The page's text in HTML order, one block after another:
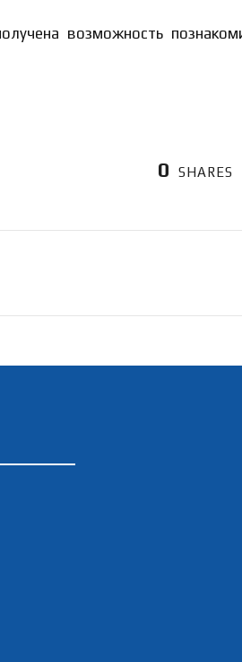
возможность
0 SHARES